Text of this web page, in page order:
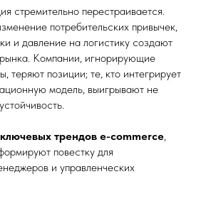
стремительно перестраивается.
потребительских привычек,
и давление на логистику создают
Компании, игнорирующие
теряют позиции; те, кто интегрирует
модель, выигрывают не
ключевых трендов e-commerce
повестку для
и управленческих